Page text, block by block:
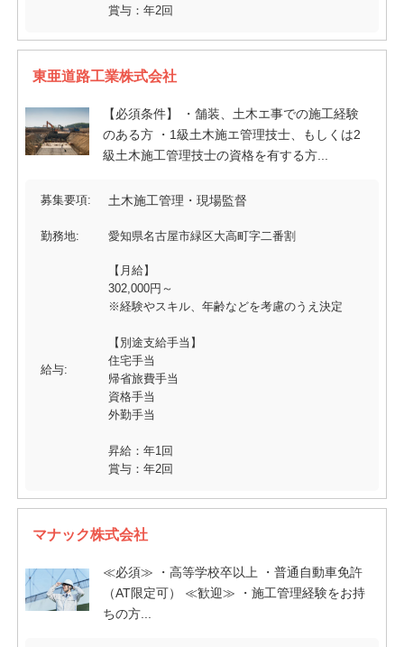
賞与：年2回
東亜道路工業株式会社
【必須条件】 ・舗装、土木エ事での施工経験
のある方 ・1級土木施エ管理技士、もしくは2
級土木施工管理技士の資格を有する方...
募集要項: 土木施工管理・現場監督
勤務地: 愛知県名古屋市緑区大高町字二番割
給与:
【月給】
302,000円～
※経験やスキル、年齢などを考慮のうえ決定
【別途支給手当】
住宅手当
帰省旅費手当
資格手当
外勤手当
昇給：年1回
賞与：年2回
マナック株式会社
≪必須≫ ・高等学校卒以上 ・普通自動車免許
（AT限定可） ≪歓迎≫ ・施工管理経験をお持
ちの方...